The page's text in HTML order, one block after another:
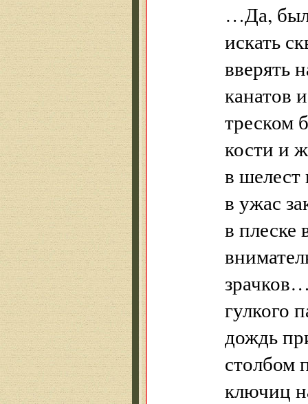
…Да,
искать
вверять
канатов
треском
кости и
в
в ужас
в плеске
гулкого
дождь
столбом
ключиц